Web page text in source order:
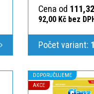
Cena od
92,00 Kč bez
Počet variant:
DOPORUČUJEME
AKCE